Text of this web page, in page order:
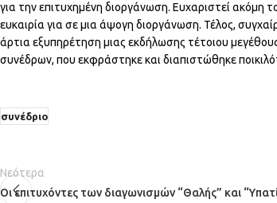
για την επιτυχημένη διοργάνωση. Ευχαριστεί ακόμη
ευκαιρία για σε μια άψογη διοργάνωση. Τέλος,
άρτια εξυπηρέτηση μιας εκδήλωσης τέτοιου
συνέδρων, που εκφράστηκε και διαπιστώθηκε
συνέδριο
Νεότερα
Οι επιτυχόντες των διαγωνισμών “Θαλής” και